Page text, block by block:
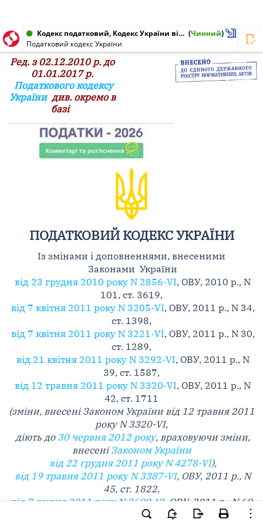
Кодекс податковий, Кодекс України від 02.12.2010 № 2755-VI (Чинний)
Податковий кодекс України